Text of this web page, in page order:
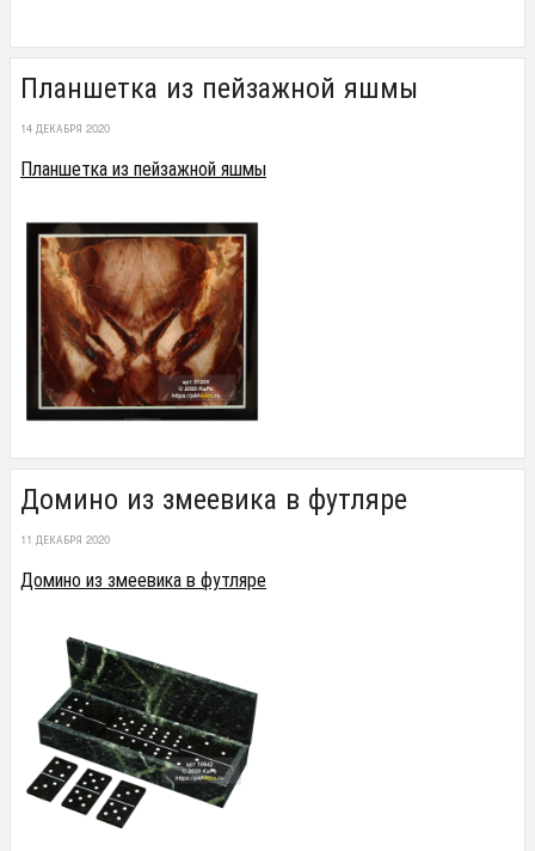
Планшетка из пейзажной яшмы
14 ДЕКАБРЯ 2020
Планшетка из пейзажной яшмы
Домино из змеевика в футляре
11 ДЕКАБРЯ 2020
Домино из змеевика в футляре